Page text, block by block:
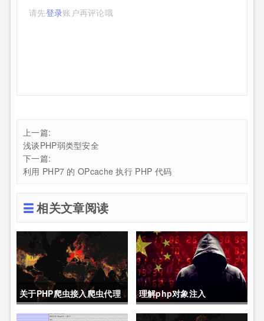
请先登录账户再评论哦
上一篇:
浅谈PHP弱类型安全
下一篇:
利用 PHP7 的 OPcache 执行 PHP 代码
相关文章阅读
关于PHP爬虫接入爬虫代理
的代码demo
理解php对象注入